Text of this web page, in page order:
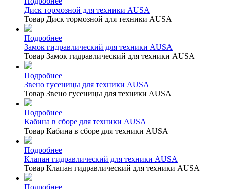
Диск тормозной для техники AUSA
Товар Диск тормозной для техники AUSA
Подробнее
Замок гидравлический для техники AUSA
Товар Замок гидравлический для техники AUSA
Подробнее
Звено гусеницы для техники AUSA
Товар Звено гусеницы для техники AUSA
Подробнее
Кабина в сборе для техники AUSA
Товар Кабина в сборе для техники AUSA
Подробнее
Клапан гидравлический для техники AUSA
Товар Клапан гидравлический для техники AUSA